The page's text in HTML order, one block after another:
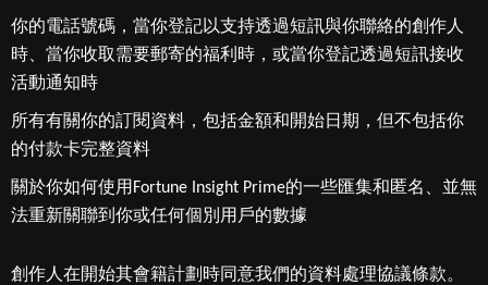
你的電話號碼，當你登記以支持透過短訊與你聯絡的創作人
時、當你收取需要郵寄的福利時，或當你登記透過短訊接收
活動通知時
所有有關你的訂閱資料，包括金額和開始日期，但不包括你
的付款卡完整資料
關於你如何使用Fortune Insight Prime的一些匯集和匿名、並無
法重新關聯到你或任何個別用戶的數據
創作人在開始其會籍計劃時同意我們的資料處理協議條款。